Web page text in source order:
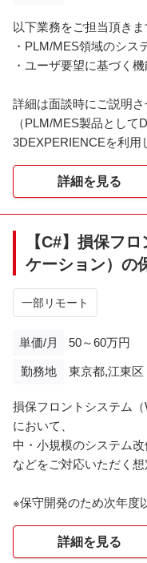
以下業務をご担当頂きま
・PLM/MES領域のシス
・ユーザ要望に基づく
詳細は面談時にご説明さ
（PLM/MES製品とし
3DEXPERIENCEを利用
詳細を見る
【C#】損保フ
ケーション）の
一部リモート
単価/月 50～60万円
勤務地 東京都,江東区
損保フロントシステム
において、
中・小規模のシステム
などをご対応いただく想
※保守開発のため次年度
詳細を見る